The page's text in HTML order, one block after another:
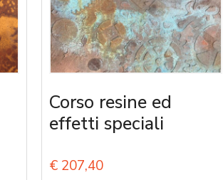
Corso resine ed
effetti speciali
€ 207,40